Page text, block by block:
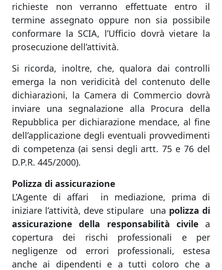
richieste non verranno effettuate entro il
termine assegnato oppure non sia possibile
conformare la SCIA, l’Ufficio dovrà vietare la
prosecuzione dell’attività.
Si ricorda, inoltre, che, qualora dai controlli
emerga la non veridicità del contenuto delle
dichiarazioni, la Camera di Commercio dovrà
inviare una segnalazione alla Procura della
Repubblica per dichiarazione mendace, al fine
dell’applicazione degli eventuali provvedimenti
di competenza (ai sensi degli artt. 75 e 76 del
D.P.R. 445/2000).
Polizza di assicurazione
L’Agente di affari in mediazione, prima di
iniziare l’attività, deve stipulare una polizza di
assicurazione della responsabilità civile a
copertura dei rischi professionali e per
negligenze od errori professionali, estesa
anche ai dipendenti e a tutti coloro che a